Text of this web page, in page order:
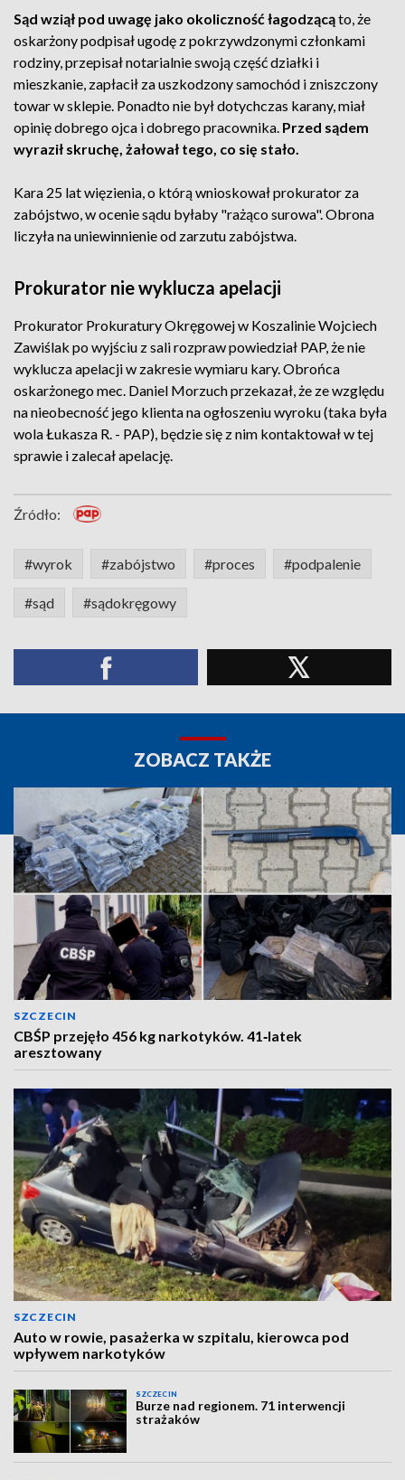
Sąd wziął pod uwagę jako okoliczność łagodzącąto, że
oskarżony podpisał ugodę z pokrzywdzonymi członkami
rodziny, przepisał notarialnie swoją część działki i
mieszkanie, zapłacił za uszkodzony samochód i zniszczony
towar w sklepie. Ponadto nie był dotychczas karany, miał
opinię dobrego ojca i dobrego pracownika. Przed sądem
wyraził skruchę, żałował tego, co się stało.
Kara 25 lat więzienia, o którą wnioskował prokurator za
zabójstwo, w ocenie sądu byłaby "rażąco surowa". Obrona
liczyła na uniewinnienie od zarzutu zabójstwa.
Prokurator nie wyklucza apelacji
Prokurator Prokuratury Okręgowej w Koszalinie Wojciech
Zawiślak po wyjściu z sali rozpraw powiedział PAP, że nie
wyklucza apelacji w zakresie wymiaru kary. Obrońca
oskarżonego mec. Daniel Morzuch przekazał, że ze względu
na nieobecność jego klienta na ogłoszeniu wyroku (taka była
wola Łukasza R. - PAP), będzie się z nim kontaktował w tej
sprawie i zalecał apelację.
Źródło:
#wyrok #zabójstwo #proces #podpalenie
#sąd #sądokręgowy
ZOBACZ TAKŻE
SZCZECIN
CBŚP przejęło 456 kg narkotyków. 41‑latek
aresztowany
SZCZECIN
Auto w rowie, pasażerka w szpitalu, kierowca pod
wpływem narkotyków
SZCZECIN
Burze nad regionem. 71 interwencji
strażaków